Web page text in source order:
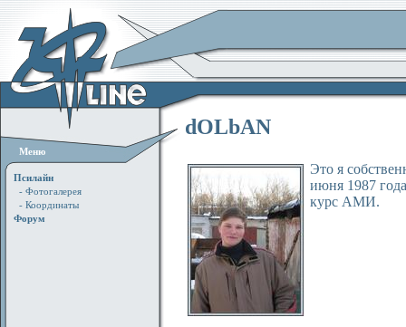
Меню
Псилайн
- Фотогалерея
- Координаты
Форум
dOLbAN
Это я
июня 1987
курс АМИ.